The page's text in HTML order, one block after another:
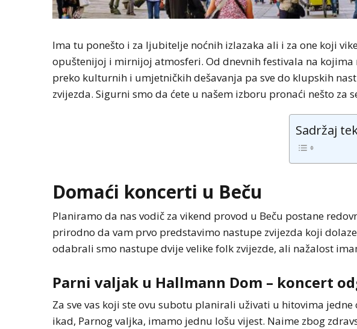
Ima tu ponešto i za ljubitelje noćnih izlazaka ali i za one koji
opuštenijoj i mirnijoj atmosferi. Od dnevnih festivala na
preko kulturnih i umjetničkih dešavanja pa sve do klupskih
zvijezda. Sigurni smo da ćete u našem izboru pronaći nešto za
Sadržaj
Domaći koncerti u Beču
Planiramo da nas vodič za vikend provod u Beču postane
prirodno da vam prvo predstavimo nastupe zvijezda koji
odabrali smo nastupe dvije velike folk zvijezde, ali nažalost
Parni valjak u Hallmann Dom – koncert
Za sve vas koji ste ovu subotu planirali uživati u hitovima
ikad, Parnog valjka, imamo jednu lošu vijest. Naime zbog